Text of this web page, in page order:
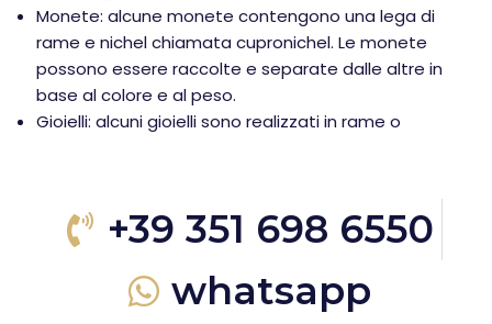
Monete: alcune monete contengono una lega di
rame e nichel chiamata cupronichel. Le monete
possono essere raccolte e separate dalle altre in
base al colore e al peso.
Gioielli: alcuni gioielli sono realizzati in rame o
+39 351 698 6550
whatsapp